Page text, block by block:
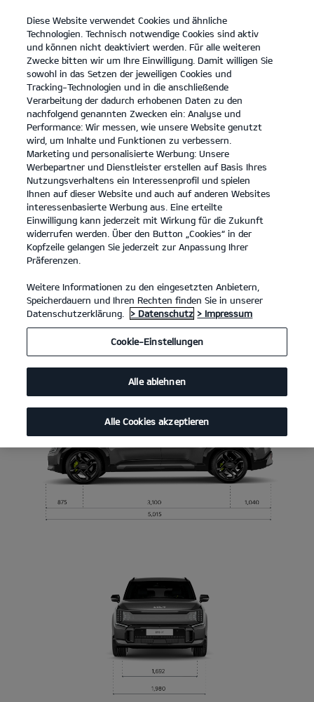
open
menu
KONTAKT
Technische Daten
... ... TECHNISCHE DATEN
Der Kia EV9 GT - Technische Daten
Kia EV9 Elektromotor, 374 kW, AWD, 99,8-kWh-Batterie
EV9 GT(Strom/Reduktionsgetriebe); 374 kW (508 PS):
Stromverbrauch kombiniert 21,7 kWh/100 km; CO₂-
Emissionen kombiniert 0 g/km; CO₂-Klasse A. Bis zu
Diese Website verwendet Cookies und ähnliche
Technologien. Technisch notwendige Cookies sind aktiv
und können nicht deaktiviert werden. Für alle weiteren
Zwecke bitten wir um Ihre Einwilligung. Damit willigen Sie
sowohl in das Setzen der jeweiligen Cookies und
Tracking-Technologien und in die anschließende
Verarbeitung der dadurch erhobenen Daten zu den
nachfolgend genannten Zwecken ein: Analyse und
Performance: Wir messen, wie unsere Website genutzt
wird, um Inhalte und Funktionen zu verbessern.
Marketing und personalisierte Werbung: Unsere
Werbepartner und Dienstleister erstellen auf Basis Ihres
Nutzungsverhaltens ein Interessenprofil und spielen
Ihnen auf dieser Website und auch auf anderen Websites
interessenbasierte Werbung aus. Eine erteilte
Einwilligung kann jederzeit mit Wirkung für die Zukunft
widerrufen werden. Über den Button „Cookies“ in der
Kopfzeile gelangen Sie jederzeit zur Anpassung Ihrer
Präferenzen.
Weitere Informationen zu den eingesetzten Anbietern,
Speicherdauern und Ihren Rechten finden Sie in unserer
Datenschutzerklärung.
> Datenschutz > Impressum
Cookie-Einstellungen
Alle ablehnen
Alle Cookies akzeptieren